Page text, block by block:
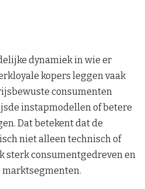
dynamiek in wie er
kopers leggen vaak
consumenten
instapmodellen of betere
Dat betekent dat de
niet alleen technisch of
sterk consumentgedreven en